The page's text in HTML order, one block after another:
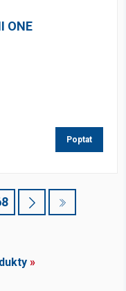
ONE
Poptat
»